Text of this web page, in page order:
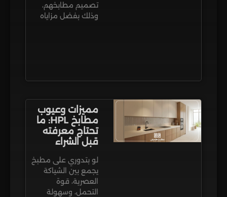
تصميم مطابخهم،
وذلك بفضل مزاياه
مميزات وعيوب
مطابخ HPL: ما
تحتاج معرفته
قبل الشراء
لو بتدوري على مطبخ
يجمع بين الشياكة
العصرية، قوة
التحمل، وسهولة